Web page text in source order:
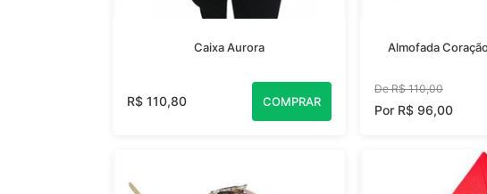
Caixa Aurora
R$ 110,80 COMPRAR
Almofada
De R$ 110,00
Por R$ 96,00